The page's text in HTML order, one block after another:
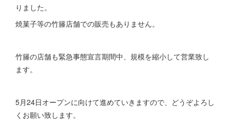
りました。
焼菓子等の竹籐店舗での販売もありません。
竹籐の店舗も緊急事態宣言期間中、規模を縮小して営業致し
ます。
5月24日オープンに向けて進めていきますので、どうぞよろし
くお願い致します。